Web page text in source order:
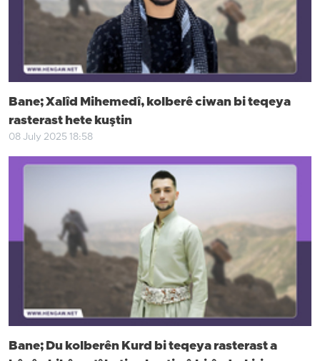
Bane; Xalîd Mihemedî, kolberê ciwan bi teqeya
rasterast hete kuştin
08 July 2025 18:58
Bane; Du kolberên Kurd bi teqeya rasterast a